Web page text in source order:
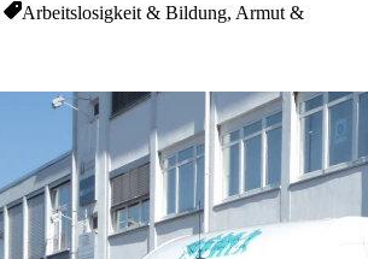
Arbeitslosigkeit & Bildung, Armut &